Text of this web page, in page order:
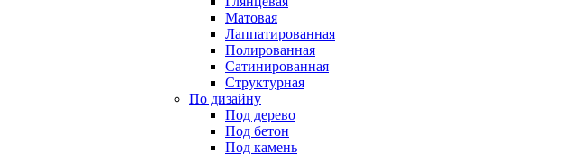
Матовая
Лаппатированная
Полированная
Сатинированная
Структурная
По дизайну
Под дерево
Под бетон
Под камень